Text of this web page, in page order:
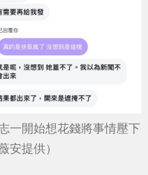
一開始想花錢將事情壓下
安提供）